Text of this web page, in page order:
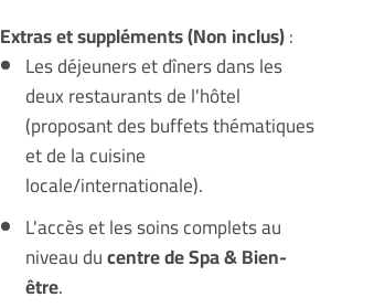
Extras et suppléments (Non inclus):
Les déjeuners et dîners dans les
deux restaurants de l'hôtel
(proposant des buffets thématiques
et de la cuisine
locale/internationale).
L'accès et les soins complets au
niveau ducentre de Spa & Bien-
être.